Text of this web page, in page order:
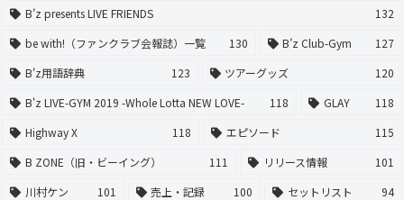
B’z presents LIVE FRIENDS
132
be with!（ファンクラブ会報誌）一覧
130 B’z Club-Gym
127
B'z用語辞典
123 ツアーグッズ
120
B'z LIVE-GYM 2019 -Whole Lotta NEW LOVE-
118 GLAY
118
Highway X
118 エピソード
115
B ZONE（旧・ビーイング）
111 リリース情報
101
川村ケン
101 売上・記録 100 セットリスト
94